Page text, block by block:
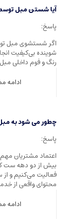
آیا شستن مبل
پاسخ:
اگر شستشوی مبل
شوینده بی‌کیفیت
رنگ و فوم داخلی
ادامه
چطور می شود به
پاسخ:
اعتماد مشتریان
بیش از دو دهه ست
محتوای واقعی از
ادامه